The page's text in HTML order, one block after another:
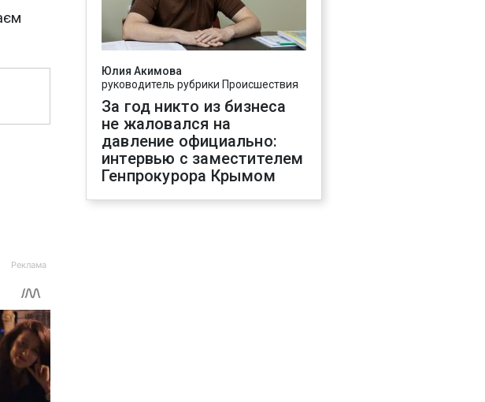
Юлия Акимова
руководитель рубрики Происшествия
За год никто из бизнеса
не жаловался на
давление официально:
интервью с заместителем
Генпрокурора Крымом